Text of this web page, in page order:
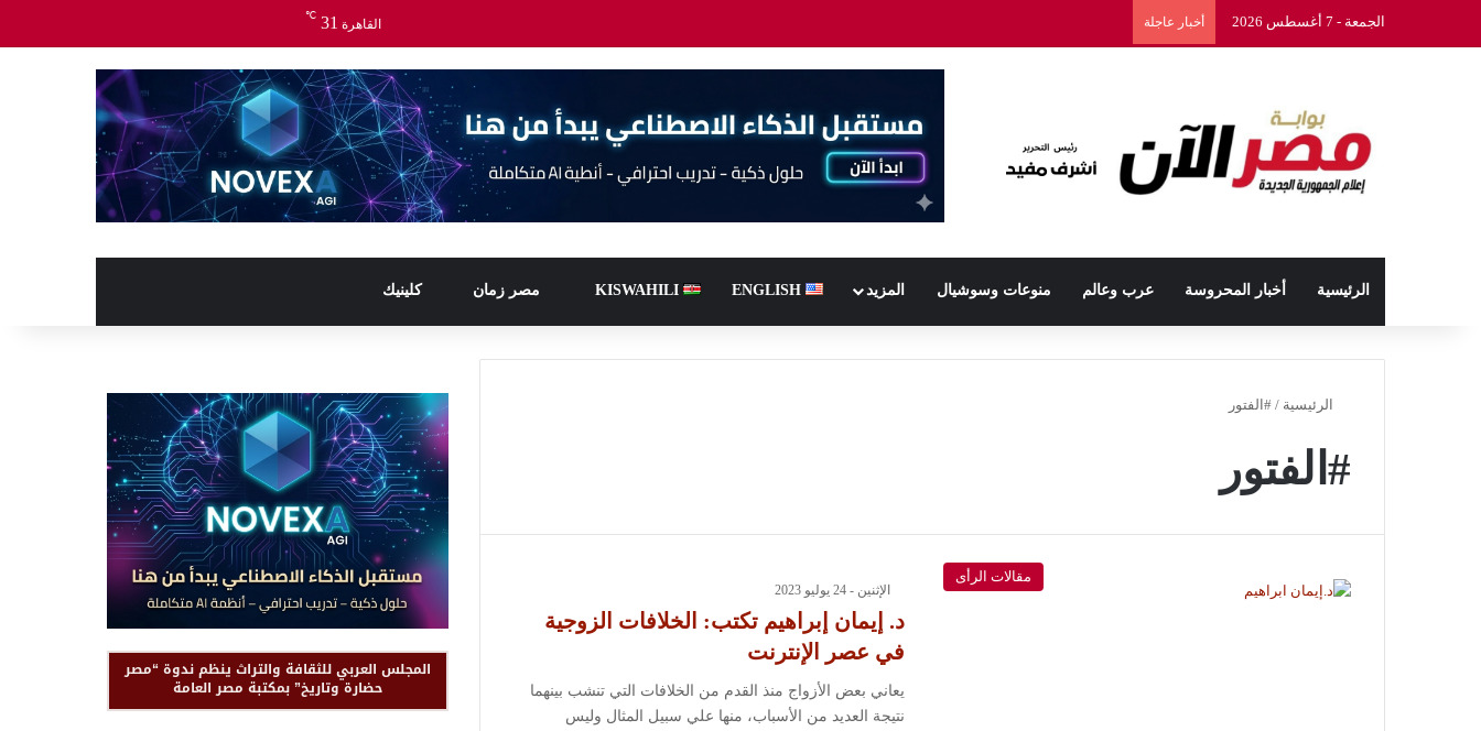
الجمعة - 7 أغسطس 2026 أخبار عاجلة القاهرة 31
℃
الرئيسية أخبار المحروسة عرب وعالم منوعات وسوشيال المزيد ENGLISH
KISWAHILI مصر زمان كلينيك
الرئيسية / #الفتور
#الفتور
مقالات الرأى
الإثنين - 24 يوليو 2023
د. إيمان إبراهيم تكتب: الخلافات الزوجية
في عصر الإنترنت
يعاني بعض الأزواج منذ القدم من الخلافات التي تنشب بينهما
نتيجة العديد من الأسباب، منها علي سبيل المثال وليس
المجلس العربي للثقافة والتراث ينظم ندوة “مصر
حضارة وتاريخ” بمكتبة مصر العامة